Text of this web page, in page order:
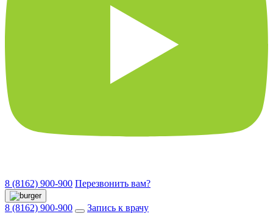
8 (8162) 900-900 Перезвонить вам?
8 (8162) 900-900
Запись к врачу